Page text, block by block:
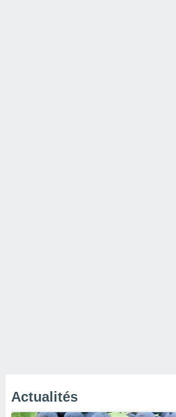
Actualités